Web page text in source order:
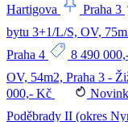
Hartigova
Praha 3
bytu 3+1/L/S, OV,
Praha 4
8 490
OV, 54m2, Praha 3 -
000,- Kč
Poděbrady II (okres